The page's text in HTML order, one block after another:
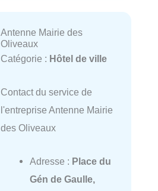
Antenne Mairie des
Oliveaux
Catégorie : Hôtel de ville
Contact du service de
l'entreprise Antenne Mairie
des Oliveaux
Adresse : Place du
Gén de Gaulle,